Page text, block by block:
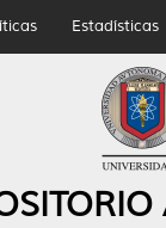
Estadísticas